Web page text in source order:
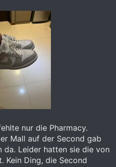
nur die Pharmacy.
Mall auf der Second gab
da. Leider hatten sie die von
Kein Ding, die Second